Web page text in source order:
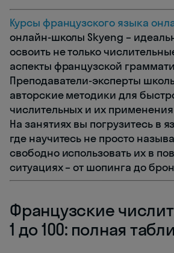
Курсы французского языка
онлайн-школы Skyeng –
освоить не только
аспекты французской
Преподаватели-эксперты
авторские методики для
числительных и их
На занятиях вы погрузитесь в
где научитесь не просто
свободно использовать их в
ситуациях – от шопинга до
Французские
1 до 100: полная